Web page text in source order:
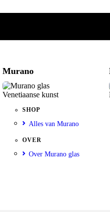
Murano
Venetiaanse kunst
SHOP
Alles van Murano
OVER
Over Murano glas